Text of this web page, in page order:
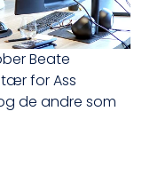
Beate
for Ass
de andre som